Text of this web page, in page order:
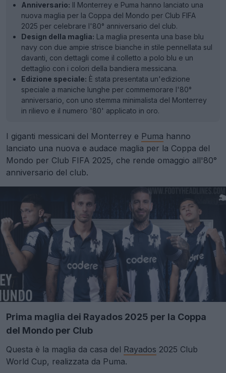
Anniversario: Il Monterrey e Puma hanno lanciato una
nuova maglia per la Coppa del Mondo per Club FIFA
2025 per celebrare l'80° anniversario del club.
Design della maglia: La maglia presenta una base blu
navy con due ampie strisce bianche in stile pennellata sul
davanti, con dettagli come il colletto a polo blu e un
dettaglio con i colori della bandiera messicana.
Edizione speciale: È stata presentata un'edizione
speciale a maniche lunghe per commemorare l'80°
anniversario, con uno stemma minimalista del Monterrey
in rilievo e il numero '80' applicato in oro.
I giganti messicani del Monterrey e Puma hanno
lanciato una nuova e audace maglia per la Coppa del
Mondo per Club FIFA 2025, che rende omaggio all'80°
anniversario del club.
Prima maglia dei Rayados 2025 per la Coppa
del Mondo per Club
Questa è la maglia da casa del Rayados 2025 Club
World Cup, realizzata da Puma.